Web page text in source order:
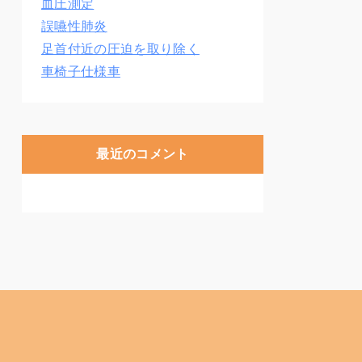
血圧測定
誤嚥性肺炎
足首付近の圧迫を取り除く
車椅子仕様車
最近のコメント